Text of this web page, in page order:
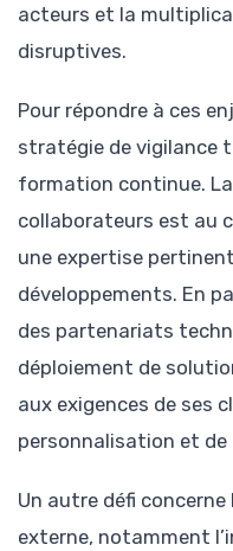
acteurs et la
disruptives.
Pour répondre à ces
stratégie de vigilance
formation continue.
collaborateurs est au
une expertise
développements. En
des partenariats
déploiement de
aux exigences de ses
personnalisation et
Un autre défi
externe, notamment